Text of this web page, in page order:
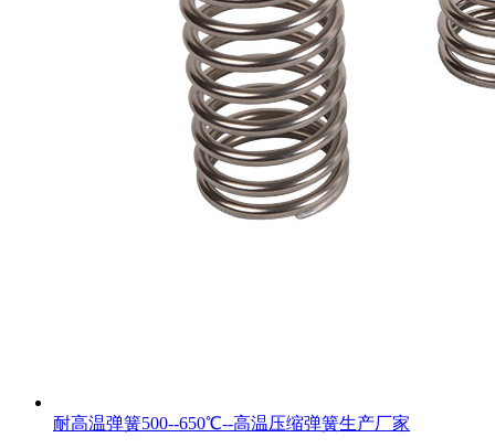
耐高温弹簧500--650℃--高温压缩弹簧生产厂家